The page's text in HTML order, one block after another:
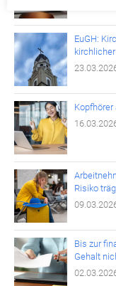
EuGH:
Risiko
Bis zur
Gehalt